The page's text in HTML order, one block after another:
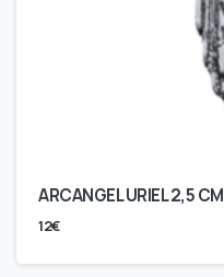
ARCANGEL URIEL 2,5 CM
12€